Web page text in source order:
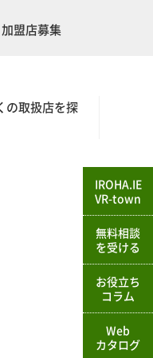
加盟店募集
の取扱店を探
IROHA.IE
VR-town
無料相談
を受ける
お役立ち
コラム
Web
カタログ